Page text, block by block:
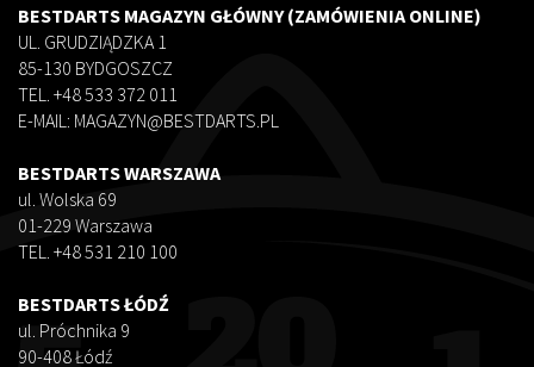
BESTDARTS MAGAZYN GŁÓWNY (ZAMÓWIENIA ONLINE)
UL. GRUDZIĄDZKA 1
85-130 BYDGOSZCZ
TEL. +48 533 372 011
E-MAIL: MAGAZYN@BESTDARTS.PL
BESTDARTS WARSZAWA
ul. Wolska 69
01-229 Warszawa
TEL. +48 531 210 100
BESTDARTS ŁÓDŹ
ul. Próchnika 9
90-408 Łódź